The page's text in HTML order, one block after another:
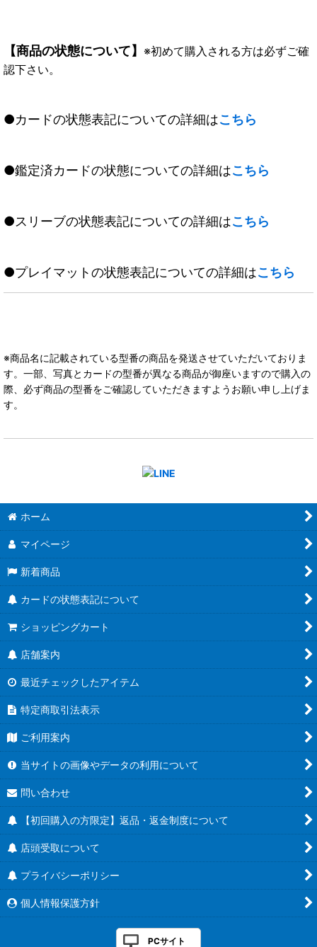
【商品の状態について】 ※初めて購入される方は必ずご確
認下さい。
●カードの状態表記についての詳細はこちら
●鑑定済カードの状態についての詳細はこちら
●スリーブの状態表記についての詳細はこちら
●プレイマットの状態表記についての詳細はこちら
※商品名に記載されている型番の商品を発送させていただいておりま
す。一部、写真とカードの型番が異なる商品が御座いますので購入の
際、必ず商品の型番をご確認していただきますようお願い申し上げま
す。
ホーム
マイページ
新着商品
カードの状態表記について
ショッピングカート
店舗案内
最近チェックしたアイテム
特定商取引法表示
ご利用案内
当サイトの画像やデータの利用について
問い合わせ
【初回購入の方限定】返品・返金制度について
店頭受取について
プライバシーポリシー
個人情報保護方針
PCサイト